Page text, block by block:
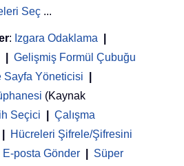
Seç ...
: Izgara Odaklama
Gelişmiş Formül Çubuğu
Sayfa Yöneticisi
(Kaynak
Seçici
Çalışma
Hücreleri Şifrele/Şifresini
E-posta Gönder
Süper